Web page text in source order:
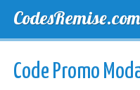
CodesRemise.com
NOUVELLES
Code Promo